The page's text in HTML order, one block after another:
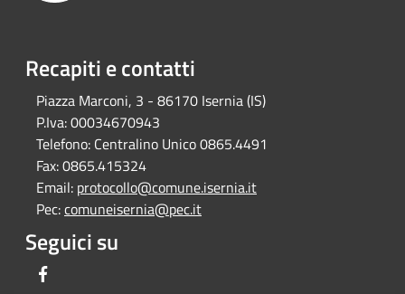
Recapiti e contatti
Piazza Marconi, 3 - 86170 Isernia (IS)
P.Iva:00034670943
Telefono: Centralino Unico 0865.4491
Fax:0865.415324
Email: protocollo@comune.isernia.it
Pec:comuneisernia@pec.it
Seguici su